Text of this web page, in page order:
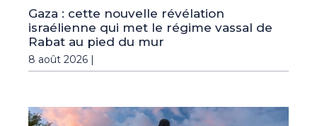
Gaza : cette nouvelle révélation
israélienne qui met le régime vassal de
Rabat au pied du mur
8 août 2026 |